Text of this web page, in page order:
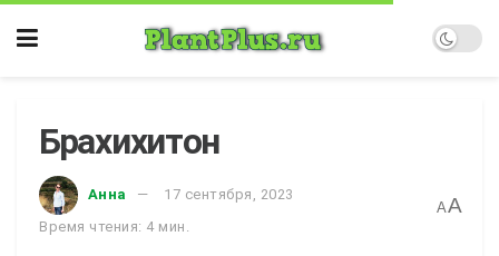
Брахихитон
Анна
17 сентября, 2023
Время чтения: 4 мин.
AA